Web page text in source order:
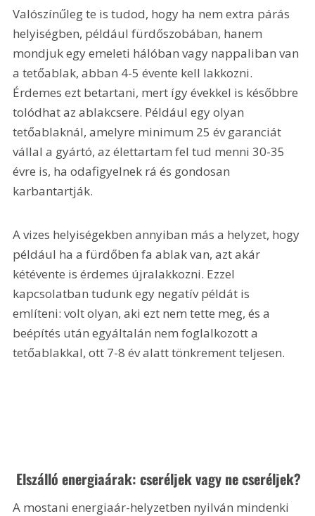
Valószínűleg te is tudod, hogy ha nem extra párás
helyiségben, például fürdőszobában, hanem
mondjuk egy emeleti hálóban vagy nappaliban van
a tetőablak, abban 4-5 évente kell lakkozni.
Érdemes ezt betartani, mert így évekkel is későbbre
tolódhat az ablakcsere. Például egy olyan
tetőablaknál, amelyre minimum 25 év garanciát
vállal a gyártó, az élettartam fel tud menni 30-35
évre is, ha odafigyelnek rá és gondosan
karbantartják.
A vizes helyiségekben annyiban más a helyzet, hogy
például ha a fürdőben fa ablak van, azt akár
kétévente is érdemes újralakkozni. Ezzel
kapcsolatban tudunk egy negatív példát is
említeni: volt olyan, aki ezt nem tette meg, és a
beépítés után egyáltalán nem foglalkozott a
tetőablakkal, ott 7-8 év alatt tönkrement teljesen.
Elszálló energiaárak: cseréljek vagy ne cseréljek?
A mostani energiaár-helyzetben nyilván mindenki